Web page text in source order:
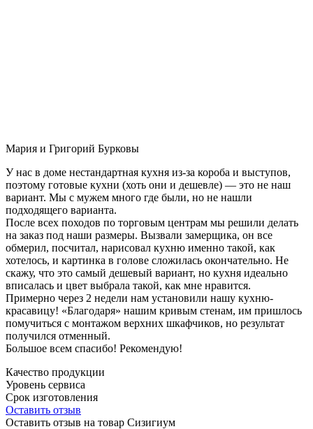
Мария и Григорий Бурковы
У нас в доме нестандартная кухня из-за короба и выступов,
поэтому готовые кухни (хоть они и дешевле) — это не наш
вариант. Мы с мужем много где были, но не нашли
подходящего варианта.
После всех походов по торговым центрам мы решили делать
на заказ под наши размеры. Вызвали замерщика, он все
обмерил, посчитал, нарисовал кухню именно такой, как
хотелось, и картинка в голове сложилась окончательно. Не
скажу, что это самый дешевый вариант, но кухня идеально
вписалась и цвет выбрала такой, как мне нравится.
Примерно через 2 недели нам установили нашу кухню-
красавицу! «Благодаря» нашим кривым стенам, им пришлось
помучиться с монтажом верхних шкафчиков, но результат
получился отменный.
Большое всем спасибо! Рекомендую!
Качество продукции
Уровень сервиса
Срок изготовления
Оставить отзыв
Оставить отзыв на товар Сизигиум